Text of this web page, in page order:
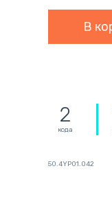
2
кода
50.4YP01.042